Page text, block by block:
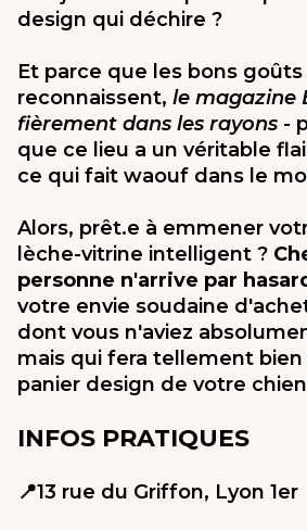
design qui déchire ?
Et parce que les bons goûts
reconnaissent, le magazine
fièrement dans les rayons -
que ce lieu a un véritable
ce qui fait waouf dans le
Alors, prêt.e à emmener
lèche-vitrine intelligent ?
personne n'arrive par
votre envie soudaine
dont vous n'aviez
mais qui fera tellement
panier design de votre
INFOS PRATIQUES
📍13 rue du Griffon, Lyon 1er